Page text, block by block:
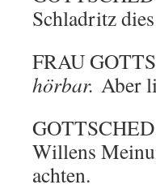
Schladritz
FRAU
hörbar. Aber
Willens
achten.